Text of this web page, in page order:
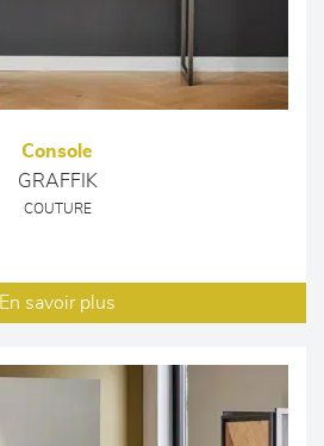
Console
GRAFFIK
COUTURE
En savoir plus